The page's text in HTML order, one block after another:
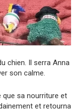
chien. Il serra Anna
son calme.
sa nourriture et
et retourna